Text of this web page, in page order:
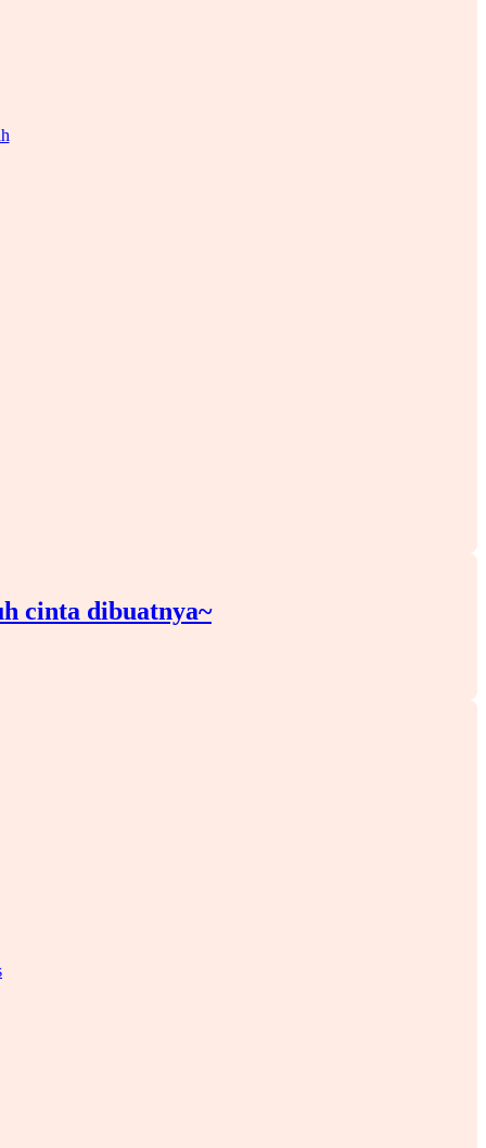
cinta dibuatnya~